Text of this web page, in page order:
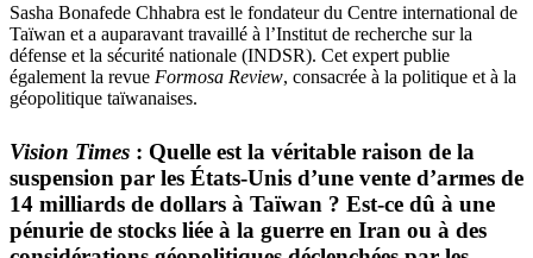
Sasha Bonafede Chhabra est le fondateur du Centre international de
Taïwan et a auparavant travaillé à l’Institut de recherche sur la
défense et la sécurité nationale (INDSR). Cet expert publie
également la revue Formosa Review, consacrée à la politique et à la
géopolitique taïwanaises.
Vision Times : Quelle est la véritable raison de la
suspension par les États-Unis d’une vente d’armes de
14 milliards de dollars à Taïwan ? Est-ce dû à une
pénurie de stocks liée à la guerre en Iran ou à des